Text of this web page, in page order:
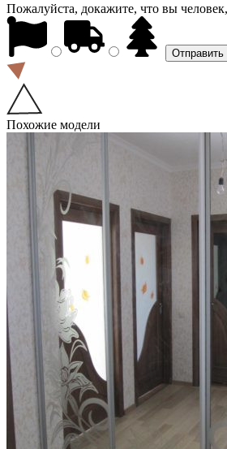
Пожалуйста, докажите, что вы
Похожие модели